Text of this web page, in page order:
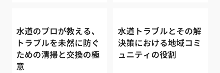
水道のプロが教える、
トラブルを未然に防ぐ
ための清掃と交換の極
意
水道トラブルとその解
決策における地域コミ
ュニティの役割